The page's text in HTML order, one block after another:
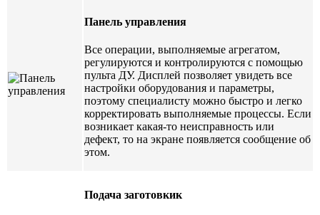
Панель управления
Все операции, выполняемые агрегатом,
регулируются и контролируются с помощью
пульта ДУ. Дисплей позволяет увидеть все
настройки оборудования и параметры,
поэтому специалисту можно быстро и легко
корректировать выполняемые процессы. Если
возникает какая-то неисправность или
дефект, то на экране появляется сообщение об
этом.
Подача заготовкик